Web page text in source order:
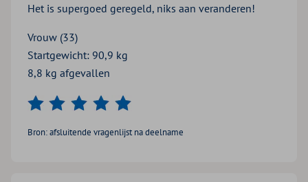
Het is supergoed geregeld, niks aan veranderen!
Vrouw (33)
Startgewicht: 90,9 kg
8,8 kg afgevallen
Bron: afsluitende vragenlijst na deelname